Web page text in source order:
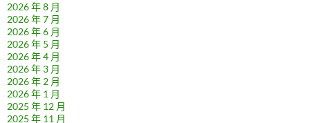
2026 年 8 月
2026 年 7 月
2026 年 6 月
2026 年 5 月
2026 年 4 月
2026 年 3 月
2026 年 2 月
2026 年 1 月
2025 年 12 月
2025 年 11 月